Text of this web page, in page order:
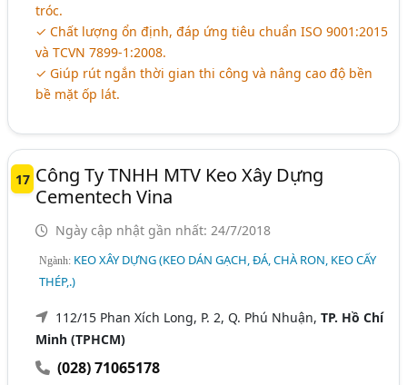
tróc.
✓ Chất lượng ổn định, đáp ứng tiêu chuẩn ISO 9001:2015
và TCVN 7899-1:2008.
✓ Giúp rút ngắn thời gian thi công và nâng cao độ bền
bề mặt ốp lát.
17 Công Ty TNHH MTV Keo Xây Dựng
Cementech Vina
Ngày cập nhật gần nhất: 24/7/2018
Ngành: KEO XÂY DỰNG (KEO DÁN GẠCH, ĐÁ, CHÀ RON, KEO CẤY
THÉP,.)
112/15 Phan Xích Long, P. 2, Q. Phú Nhuận,TP. Hồ Chí
Minh (TPHCM)
(028) 71065178